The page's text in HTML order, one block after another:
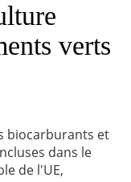
verts
biocarburants et
dans le
de l'UE,